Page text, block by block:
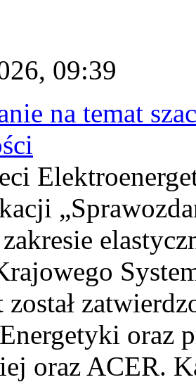
09:39
na temat
oraz
oraz ACER.